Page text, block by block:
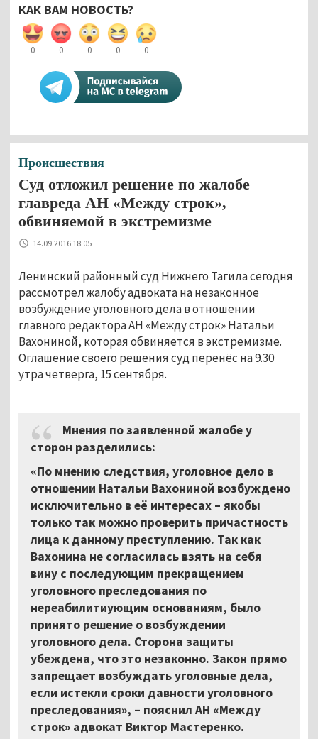
КАК ВАМ НОВОСТЬ?
0 0 0 0 0
Происшествия
Суд отложил решение по жалобе
главреда АН «Между строк»,
обвиняемой в экстремизме
14.09.2016 18:05
Ленинский районный суд Нижнего Тагила сегодня
рассмотрел жалобу адвоката на незаконное
возбуждение уголовного дела в отношении
главного редактора АН «Между строк» Натальи
Вахониной, которая обвиняется в экстремизме.
Оглашение своего решения суд перенёс на 9.30
утра четверга, 15 сентября.
Мнения по заявленной жалобе у
сторон разделились:
«По мнению следствия, уголовное дело в
отношении Натальи Вахониной возбуждено
исключительно в её интересах – якобы
только так можно проверить причастность
лица к данному преступлению. Так как
Вахонина не согласилась взять на себя
вину с последующим прекращением
уголовного преследования по
нереабилитиующим основаниям, было
принято решение о возбуждении
уголовного дела. Сторона защиты
убеждена, что это незаконно. Закон прямо
запрещает возбуждать уголовные дела,
если истекли сроки давности уголовного
преследования», – пояснил АН «Между
строк» адвокат Виктор Мастеренко.